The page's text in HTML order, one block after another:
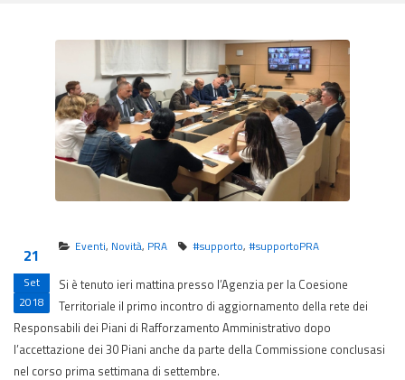
21
Set
2018
Eventi, Novità, PRA #supporto,#supportoPRA
Si è tenuto ieri mattina presso l’Agenzia per la Coesione
Territoriale il primo incontro di aggiornamento della rete dei
Responsabili dei Piani di Rafforzamento Amministrativo dopo
l’accettazione dei 30 Piani anche da parte della Commissione conclusasi
nel corso prima settimana di settembre.